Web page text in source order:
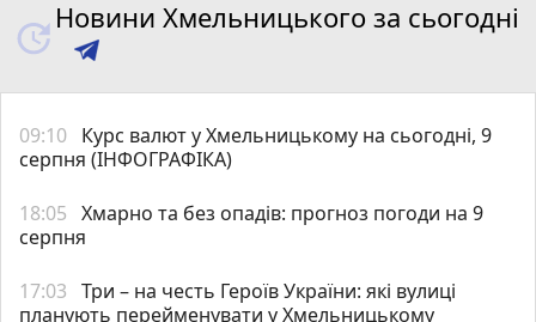
Новини Хмельницького за сьогодні
09:10 Курс валют у Хмельницькому на сьогодні, 9
серпня (ІНФОГРАФІКА)
18:05 Хмарно та без опадів: прогноз погоди на 9
серпня
17:03 Три – на честь Героїв України: які вулиці
планують перейменувати у Хмельницькому